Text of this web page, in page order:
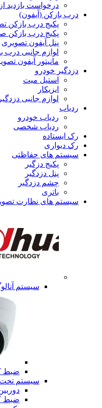
درخواست بازدید
درب بازکن (آیفون)
پکیج درب بازکن
پکیج درب بازکن
پنل آیفون تصویری
لوازم جانبی درب
مانیتور آیفون
دزدگیر خودرو
استیل میت
ایزیکار
لوازم جانبی
ردیاب
ردیاب خودرو
ردیاب شخصی
رک ایستاده
رک دیواری
سیستم های حفاظتی
پکیج دزگیر
پنل دزدگیر
چشم دزدگیر
باتری
سیستم های نظارت
سیستم
ضبط
سیستم
ضبط